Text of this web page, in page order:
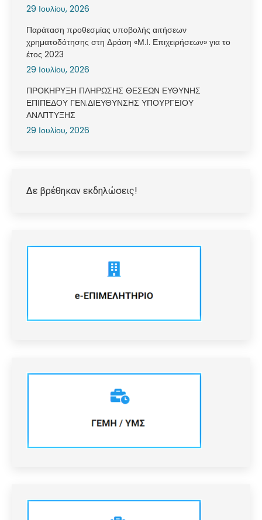
29 Ιουλίου, 2026
Παράταση προθεσμίας υποβολής αιτήσεων
χρηματοδότησης στη Δράση «Μ.Ι. Επιχειρήσεων» για το
έτος 2023
29 Ιουλίου, 2026
ΠΡΟΚΗΡΥΞΗ ΠΛΗΡΩΣΗΣ ΘΕΣΕΩΝ ΕΥΘΥΝΗΣ
ΕΠΙΠΕΔΟΥ ΓΕΝ.ΔΙΕΥΘΥΝΣΗΣ ΥΠΟΥΡΓΕΙΟΥ
ΑΝΑΠΤΥΞΗΣ
29 Ιουλίου, 2026
Δε βρέθηκαν εκδηλώσεις!